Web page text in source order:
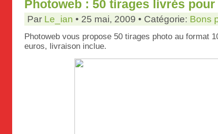
Photoweb : 50 tirages livrés pour
Par Le_ian • 25 mai, 2009 • Catégorie: Bons
Photoweb vous propose 50 tirages photo au format
euros, livraison inclue.